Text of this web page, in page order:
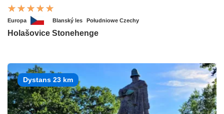
Europa Blanský les Południowe Czechy
Holašovice Stonehenge
Dystans 23 km